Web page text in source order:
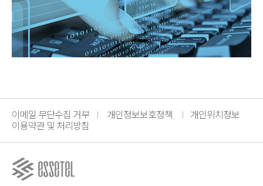
이메일 무단수집 거부 개인정보보호정책
개인위치정보
이용약관 및 처리방침